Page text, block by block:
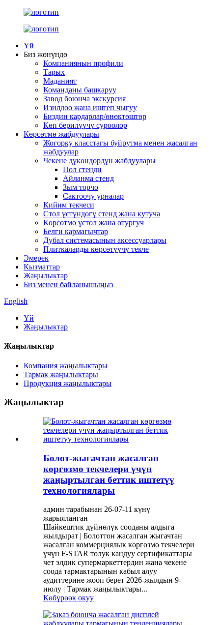
Үй
Биз жөнүндө
Компаниянын профили
Тарых
Маданият
Команданы башкаруу
Завод боюнча экскурсия
Изилдөө жана иштеп чыгуу
Биздин кардарлар/өнөктөштөр
Көп берилүүчү суроолор
Көрсөтмө жабдуулары
Жогорку класстагы буйрутма менен жасалган
жабдуулар
Чекене дүкөндөрдүн жабдуулары
Пол стенди
Айланма стенд
Зым торчо
Сактоочу урналар
Кийим текчеси
Стол үстүндөгү стенд жана кутуча
Көрсөтмө үстөл жана отургуч
Белги кармагычтар
Дубал системасынын аксессуарлары
Плиткаларды көрсөтүүчү текче
Эмерек
Кызматтар
Жаңылыктар
Биз менен байланышыңыз
English
Үй
Жаңылыктар
Жаңылыктар
Компания жаңылыктары
Тармак жаңылыктары
Продукция жаңылыктары
Жаңылыктар
Болот-жыгачтан жасалган
көргөзмө текчелери үчүн
жаңыртылган беттик иштетүү
технологиялары
админ тарабынан 26-07-11 күнү
жарыяланган
Шайкештик дүйнөлүк сооданы алдыга
жылдырат | Болоттон жасалган жыгачтан
жасалган коммерциялык көргөзмө текчелери
үчүн F-STAR толук кандуу сертификаттары
чет элдик супермаркеттердин жана чекене
соода тармактарынын кабыл алуу
аудиттерине жооп берет 2026-жылдын 9-
июлу | Тармак жаңылыктары...
Көбүрөөк окуу